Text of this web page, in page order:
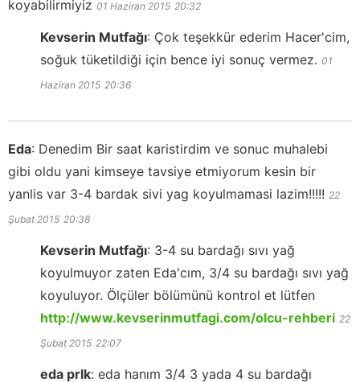
koyabilirmiyiz 01 Haziran 2015 20:32
Kevserin Mutfağı: Çok teşekkür ederim Hacer'cim,
soğuk tüketildiği için bence iyi sonuç vermez. 01
Haziran 2015 20:36
Eda: Denedim Bir saat karistirdim ve sonuc muhalebi
gibi oldu yani kimseye tavsiye etmiyorum kesin bir
yanlis var 3-4 bardak sivi yag koyulmamasi lazim!!!!! 22
Şubat 2015 20:38
Kevserin Mutfağı: 3-4 su bardağı sıvı yağ
koyulmuyor zaten Eda'cım, 3/4 su bardağı sıvı yağ
koyuluyor. Ölçüler bölümünü kontrol et lütfen
http://www.kevserinmutfagi.com/olcu-rehberi 22
Şubat 2015 22:07
eda prlk: eda hanım 3/4 3 yada 4 su bardağı